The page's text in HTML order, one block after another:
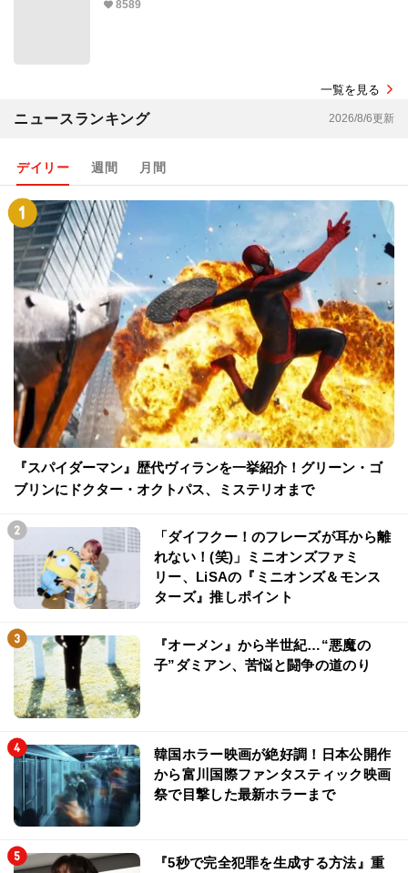
8589
一覧を見る
ニュースランキング 2026/8/6更新
デイリー 週間 月間
『スパイダーマン』歴代ヴィランを一挙紹介！グリーン・ゴ
ブリンにドクター・オクトパス、ミステリオまで
「ダイフクー！のフレーズが耳から離
れない！(笑)」ミニオンズファミ
リー、LiSAの『ミニオンズ＆モンス
ターズ』推しポイント
『オーメン』から半世紀…“悪魔の
子”ダミアン、苦悩と闘争の道のり
韓国ホラー映画が絶好調！日本公開作
から富川国際ファンタスティック映画
祭で目撃した最新ホラーまで
『5秒で完全犯罪を生成する方法』重